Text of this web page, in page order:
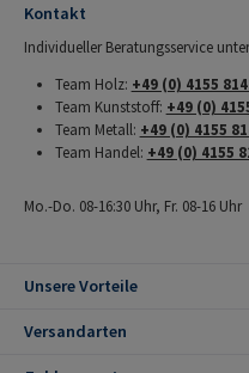
Kontakt
Individueller Beratungsservice
Team Holz: +49 (0) 4155
Team Kunststoff: +49 (0)
Team Metall: +49 (0) 4155
Team Handel: +49 (0) 4155
Mo.-Do. 08-16:30 Uhr, Fr. 08-16 Uhr
Unsere Vorteile
Versandarten